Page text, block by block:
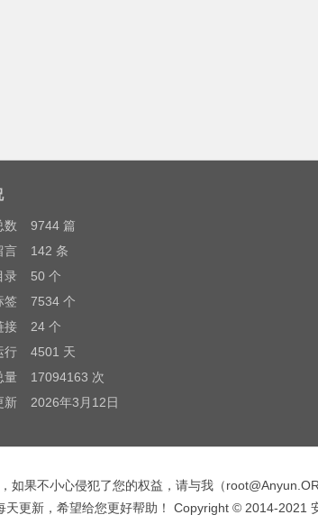
数
9744 篇
言
142 条
录
50 个
签
7534 个
接
24 个
行
4501 天
量
17094163 次
新
2026年3月12日
如果不小心侵犯了您的权益，请与我（
更新，希望给您更好帮助！ Copyright © 2014-2021